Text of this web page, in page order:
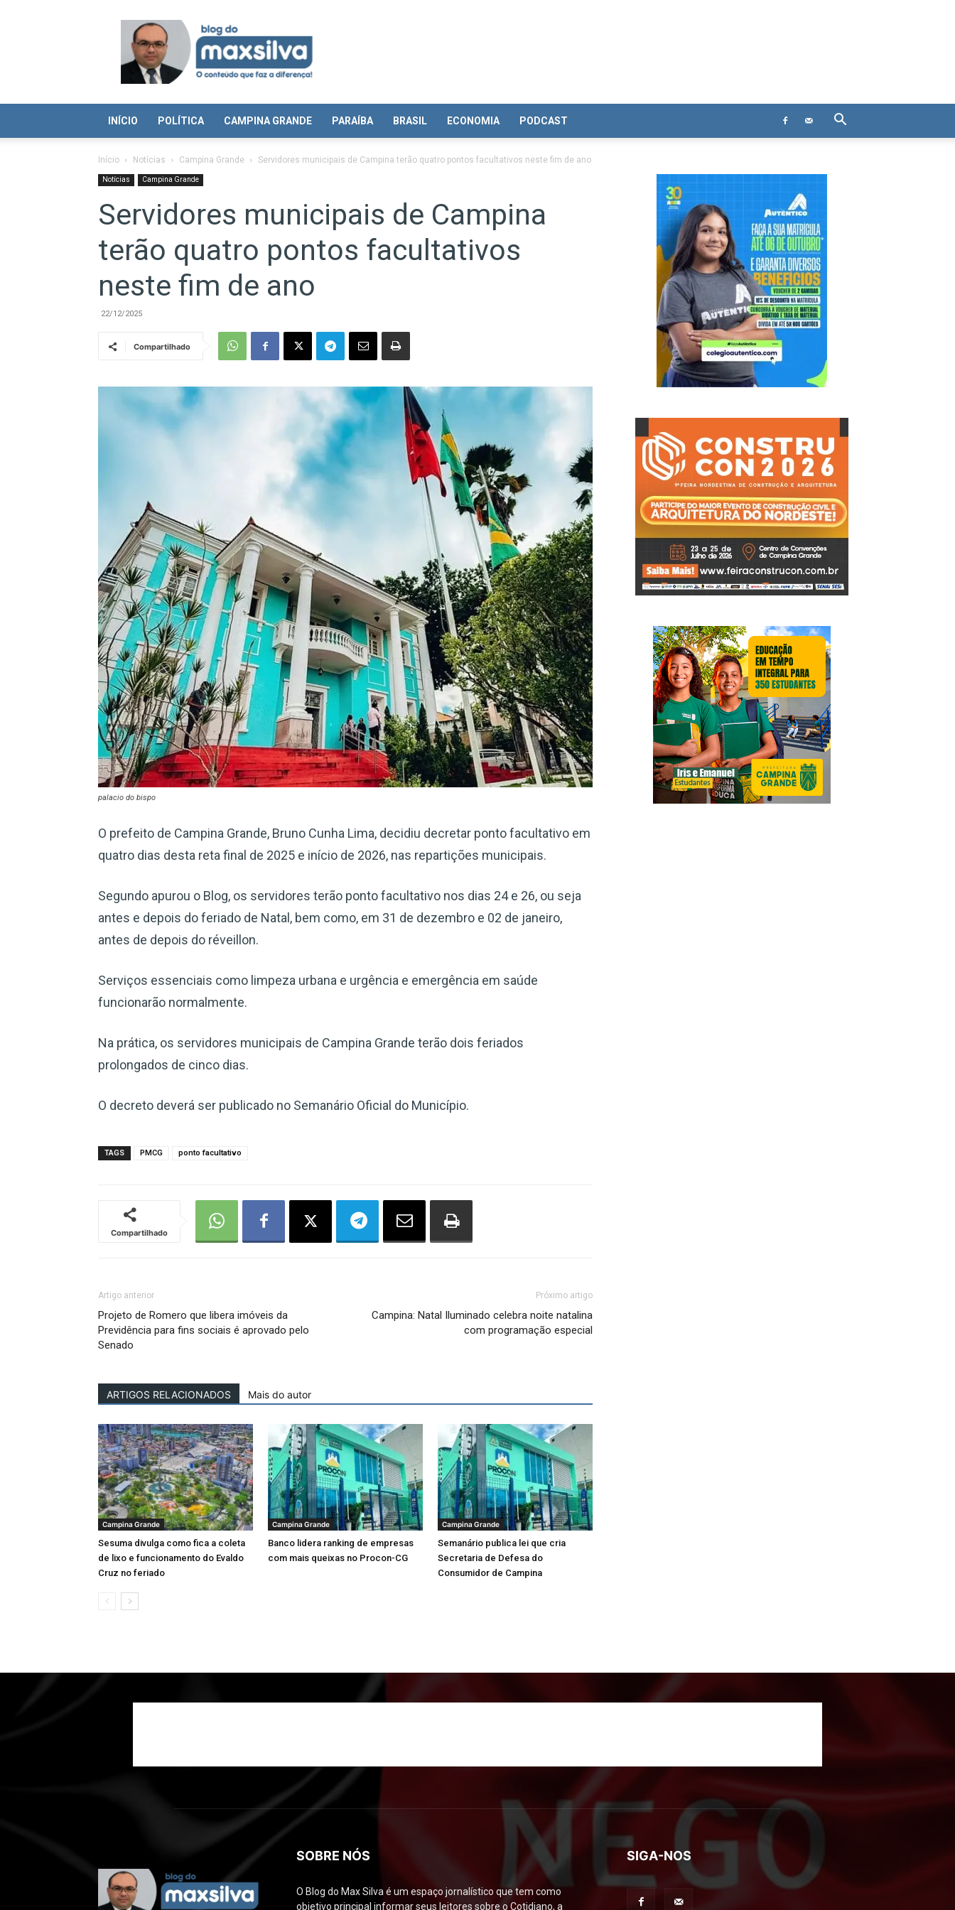
Blog
Max
Silva
INÍCIO POLÍTICA CAMPINA GRANDE PARAÍBA BRASIL ECONOMIA PODCAST
Início Notícias Campina Grande Servidores municipais de Campina terão quatro pontos facultativos neste fim de ano
Notícias Campina Grande
Servidores municipais de Campina
terão quatro pontos facultativos
neste fim de ano
22/12/2025
Compartilhado
palacio do bispo
O prefeito de Campina Grande, Bruno Cunha Lima, decidiu decretar ponto facultativo em
quatro dias desta reta final de 2025 e início de 2026, nas repartições municipais.
Segundo apurou o Blog, os servidores terão ponto facultativo nos dias 24 e 26, ou seja
antes e depois do feriado de Natal, bem como, em 31 de dezembro e 02 de janeiro,
antes de depois do réveillon.
Serviços essenciais como limpeza urbana e urgência e emergência em saúde
funcionarão normalmente.
Na prática, os servidores municipais de Campina Grande terão dois feriados
prolongados de cinco dias.
O decreto deverá ser publicado no Semanário Oficial do Município.
TAGS PMCG ponto facultativo
Compartilhado
Artigo anterior
Projeto de Romero que libera imóveis da
Previdência para fins sociais é aprovado pelo
Senado
Próximo artigo
Campina: Natal Iluminado celebra noite natalina
com programação especial
ARTIGOS RELACIONADOS Mais do autor
Campina Grande
Sesuma divulga como fica a coleta
de lixo e funcionamento do Evaldo
Cruz no feriado
Campina Grande
Banco lidera ranking de empresas
com mais queixas no Procon-CG
Campina Grande
Semanário publica lei que cria
Secretaria de Defesa do
Consumidor de Campina
SOBRE NÓS
O Blog do Max Silva é um espaço jornalístico que tem como
objetivo principal informar seus leitores sobre o Cotidiano, a
SIGA-NOS